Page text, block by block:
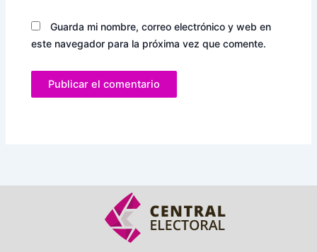
Guarda mi nombre, correo electrónico y web en
este navegador para la próxima vez que comente.